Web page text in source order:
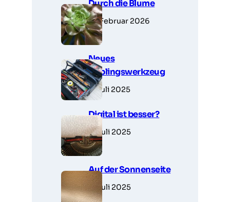
Durch die Blume
14. Februar 2026
Neues
Lieblingswerkzeug
7. Juli 2025
Digital ist besser?
6. Juli 2025
Auf der Sonnenseite
5. Juli 2025